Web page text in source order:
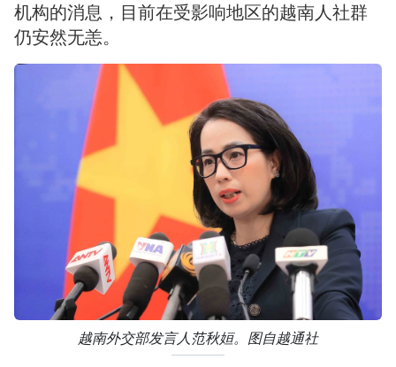
机构的消息，目前在受影响地区的越南人社群
仍安然无恙。
越南外交部发言人范秋姮。图自越通社